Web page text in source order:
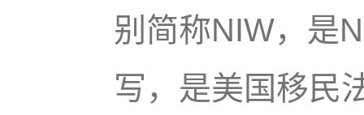
别简称NIW，是
写，是美国移民